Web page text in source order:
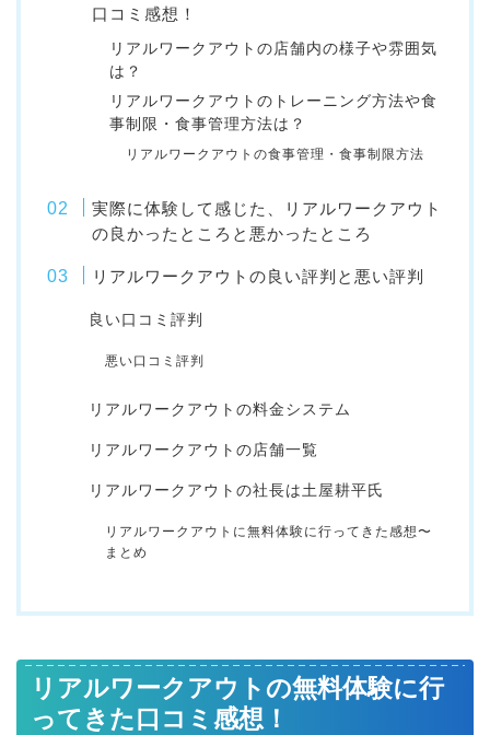
口コミ感想！
リアルワークアウトの店舗内の様子や雰囲気
は？
リアルワークアウトのトレーニング方法や食
事制限・食事管理方法は？
リアルワークアウトの食事管理・食事制限方法
実際に体験して感じた、リアルワークアウト
の良かったところと悪かったところ
リアルワークアウトの良い評判と悪い評判
良い口コミ評判
悪い口コミ評判
リアルワークアウトの料金システム
リアルワークアウトの店舗一覧
リアルワークアウトの社長は土屋耕平氏
リアルワークアウトに無料体験に行ってきた感想〜
まとめ
リアルワークアウトの無料体験に行
ってきた口コミ感想！